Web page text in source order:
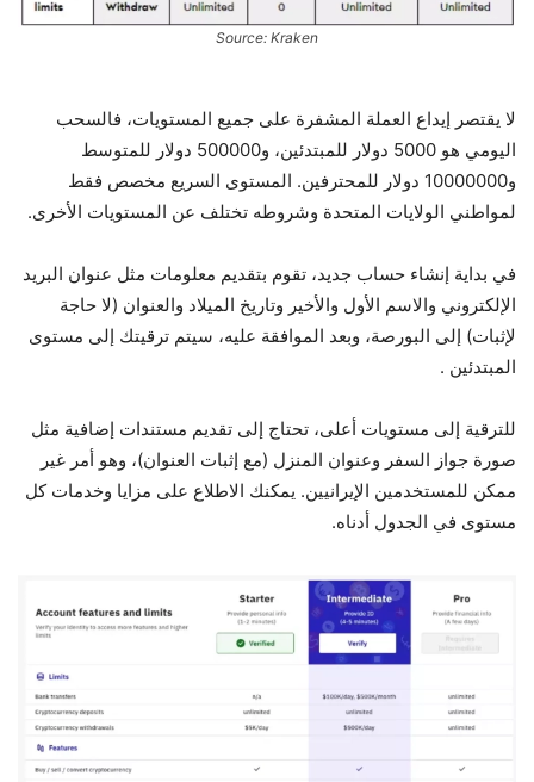
Source: Kraken
لا يقتصر إيداع العملة المشفرة على جميع المستويات، فالسحب
اليومي هو 5000 دولار للمبتدئين، و500000 دولار للمتوسط
و10000000 دولار للمحترفين. المستوى السريع مخصص فقط
لمواطني الولايات المتحدة وشروطه تختلف عن المستويات الأخرى.
في بداية إنشاء حساب جديد، تقوم بتقديم معلومات مثل عنوان البريد
الإلكتروني والاسم الأول والأخير وتاريخ الميلاد والعنوان (لا حاجة
لإثبات) إلى البورصة، وبعد الموافقة عليه، سيتم ترقيتك إلى مستوى
المبتدئين .
للترقية إلى مستويات أعلى، تحتاج إلى تقديم مستندات إضافية مثل
صورة جواز السفر وعنوان المنزل (مع إثبات العنوان)، وهو أمر غير
ممكن للمستخدمين الإيرانيين. يمكنك الاطلاع على مزايا وخدمات كل
مستوى في الجدول أدناه.